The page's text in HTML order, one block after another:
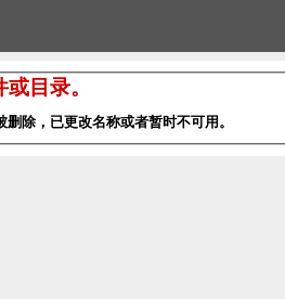
目录。
除，已更改名称或者暂时不可用。